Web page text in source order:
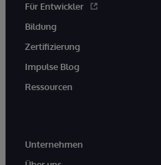
Für Entwickler
Bildung
Zertifizierung
Impulse Blog
Ressourcen
Unternehmen